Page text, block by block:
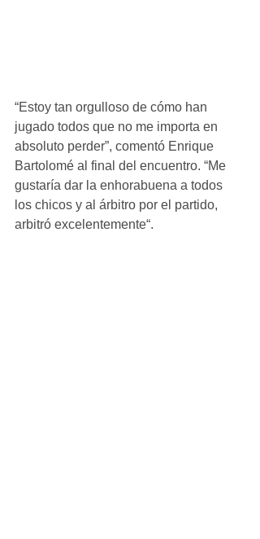
“Estoy tan orgulloso de cómo han
jugado todos que no me importa en
absoluto perder”, comentó Enrique
Bartolomé al final del encuentro. “Me
gustaría dar la enhorabuena a todos
los chicos y al árbitro por el partido,
arbitró excelentemente“.